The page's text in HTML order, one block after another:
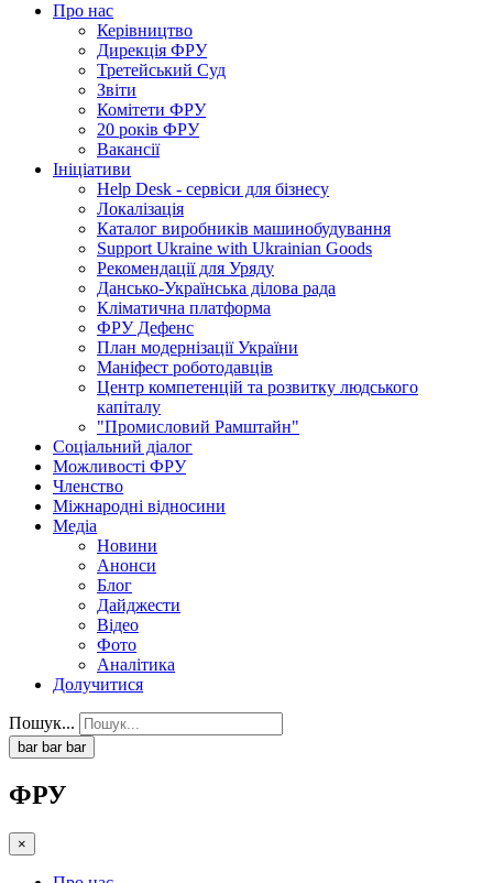
Про нас
Керівництво
Дирекція ФРУ
Третейський Суд
Звіти
Комітети ФРУ
20 років ФРУ
Вакансії
Ініціативи
Help Desk - сервіси для бізнесу
Локалізація
Каталог виробників машинобудування
Support Ukraine with Ukrainian Goods
Рекомендації для Уряду
Дансько-Українська ділова рада
Кліматична платформа
ФРУ Дефенс
План модернізації України
Маніфест роботодавців
Центр компетенцій та розвитку людського
капіталу
"Промисловий Рамштайн"
Соціальний діалог
Можливості ФРУ
Членство
Міжнародні відносини
Медіа
Новини
Анонси
Блог
Дайджести
Відео
Фото
Аналітика
Долучитися
Пошук...
bar bar bar
ФРУ
×